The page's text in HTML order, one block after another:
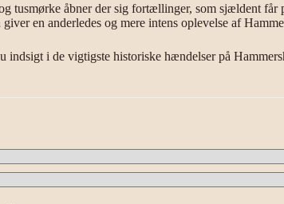
tusmørke åbner der sig fortællinger, som sjældent
en anderledes og mere intens oplevelse af
i de vigtigste historiske hændelser på